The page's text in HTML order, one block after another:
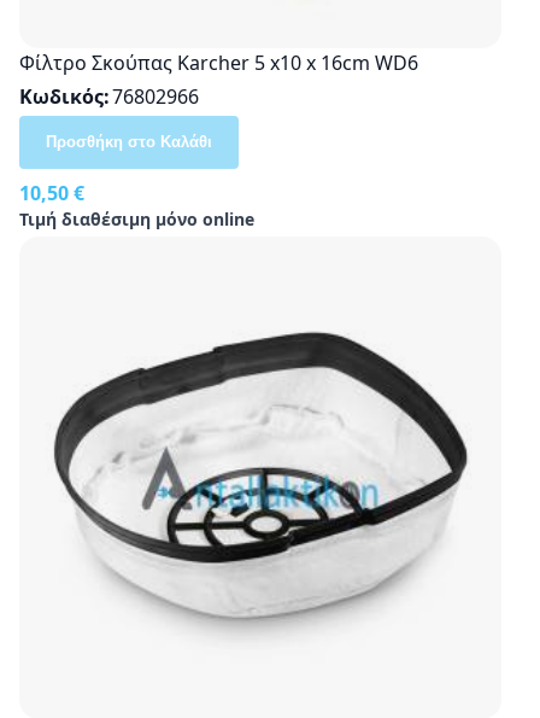
Φίλτρο Σκούπας Karcher 5 x10 x 16cm WD6
Κωδικός 76802966
10,50 €
Τιμή διαθέσιμη μόνο online
Προσθήκη στο Καλάθι